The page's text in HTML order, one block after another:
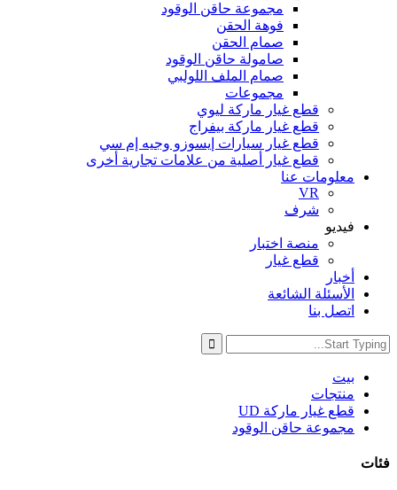
مجموعة حاقن الوقود
فوهة الحقن
صمام الحقن
صامولة حاقن الوقود
صمام الملف اللولبي
مجموعات
قطع غيار ماركة ليوي
قطع غيار ماركة بيفراج
قطع غيار سيارات إيسوزو وجيه إم سي
قطع غيار أصلية من علامات تجارية أخرى
معلومات عنا
VR
شرف
فيديو
منصة اختبار
قطع غيار
أخبار
الأسئلة الشائعة
اتصل بنا
بيت
منتجات
قطع غيار ماركة UD
مجموعة حاقن الوقود
فئات